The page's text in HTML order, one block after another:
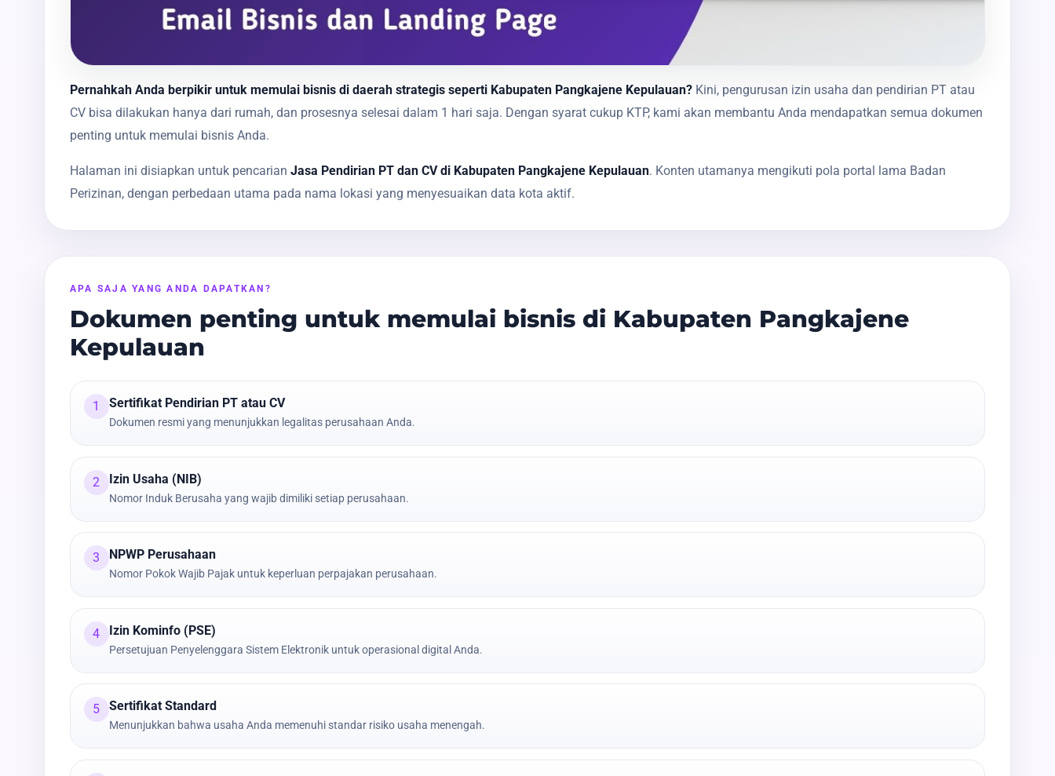
Pernahkah Anda berpikir untuk memulai bisnis di daerah strategis seperti Kabupaten Pangkajene Kepulauan? Kini, pengurusan izin usaha dan pendirian PT atau
CV bisa dilakukan hanya dari rumah, dan prosesnya selesai dalam 1 hari saja. Dengan syarat cukup KTP, kami akan membantu Anda mendapatkan semua dokumen
penting untuk memulai bisnis Anda.
Halaman ini disiapkan untuk pencarian Jasa Pendirian PT dan CV di Kabupaten Pangkajene Kepulauan. Konten utamanya mengikuti pola portal lama Badan
Perizinan, dengan perbedaan utama pada nama lokasi yang menyesuaikan data kota aktif.
APA SAJA YANG ANDA DAPATKAN?
Dokumen penting untuk memulai bisnis di Kabupaten Pangkajene
Kepulauan
1 Sertifikat Pendirian PT atau CV
Dokumen resmi yang menunjukkan legalitas perusahaan Anda.
2 Izin Usaha (NIB)
Nomor Induk Berusaha yang wajib dimiliki setiap perusahaan.
3 NPWP Perusahaan
Nomor Pokok Wajib Pajak untuk keperluan perpajakan perusahaan.
4 Izin Kominfo (PSE)
Persetujuan Penyelenggara Sistem Elektronik untuk operasional digital Anda.
5 Sertifikat Standard
Menunjukkan bahwa usaha Anda memenuhi standar risiko usaha menengah.